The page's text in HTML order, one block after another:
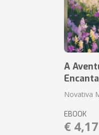
A
Novativa
EBOOK
€ 4,17